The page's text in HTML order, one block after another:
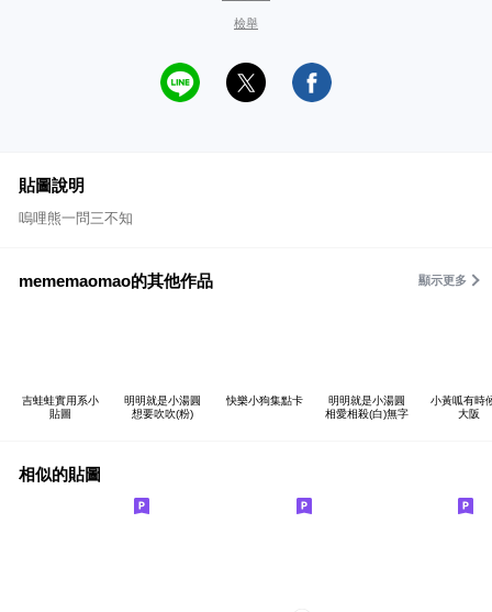
檢舉
貼圖說明
嗚哩熊一問三不知
mememaomao的其他作品 顯示更多
吉蛙蛙實用系小
貼圖
明明就是小湯圓
想要吹吹(粉)
快樂小狗集點卡
明明就是小湯圓
相愛相殺(白)無字
小黃呱有時
大阪
相似的貼圖